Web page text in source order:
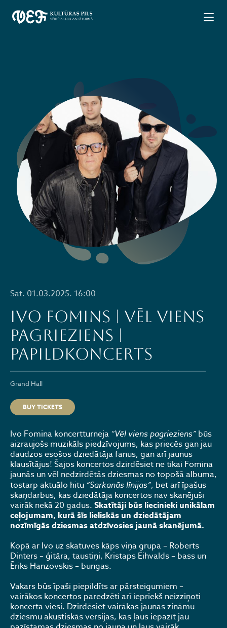
Sat. 01.03.2025. 16:00
IVO FOMINS | VĒL VIENS
PAGRIEZIENS |
PAPILDKONCERTS
Grand Hall
BUY TICKETS
Ivo Fomina koncertturneja “Vēl viens pagrieziens” būs
aizraujošs muzikāls piedzīvojums, kas priecēs gan jau
daudzos esošos dziedātāja fanus, gan arī jaunus
klausītājus! Šajos koncertos dzirdēsiet ne tikai Fomina
jaunās un vēl nedzirdētās dziesmas no topošā albuma,
tostarp aktuālo hitu “Sarkanās līnijas”, bet arī īpašus
skaņdarbus, kas dziedātāja koncertos nav skanējuši
vairāk nekā 20 gadus. Skatītāji būs liecinieki unikālam
ceļojumam, kurā šīs lieliskās un dziedātājam
nozīmīgās dziesmas atdzīvosies jaunā skanējumā.
Kopā ar Ivo uz skatuves kāps viņa grupa – Roberts
Dinters – ģitāra, taustiņi, Kristaps Eihvalds – bass un
Ēriks Hanzovskis – bungas.
Vakars būs īpaši piepildīts ar pārsteigumiem –
vairākos koncertos paredzēti arī iepriekš neizziņoti
koncerta viesi. Dzirdēsiet vairākas jaunas zināmu
dziesmu akustiskās versijas, kas ļaus iepazīt jau